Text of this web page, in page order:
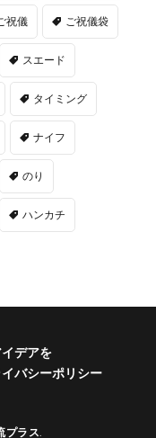
祝儀 ご祝儀袋
スエード
タイミング
ナイフ
のり
ハンカチ
デアを
バシーポリシー
プラス.